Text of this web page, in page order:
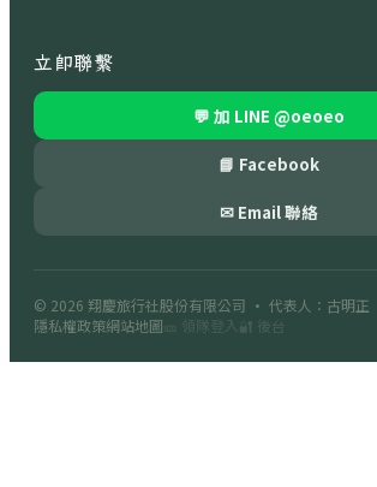
立即聯繫
💬 加 LINE @oeoeo
📘 Facebook
✉ Email 聯絡
© 2026 翔慶旅行社股份有限公司 · 代表人：古明正
隱私權政策網站地圖 🎫 領隊登入 🔐 後台